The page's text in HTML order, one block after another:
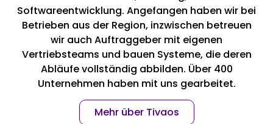
Softwareentwicklung. Angefangen haben wir bei
Betrieben aus der Region, inzwischen betreuen
wir auch Auftraggeber mit eigenen
Vertriebsteams und bauen Systeme, die deren
Abläufe vollständig abbilden. Über 400
Unternehmen haben mit uns gearbeitet.
Mehr über Tivaos